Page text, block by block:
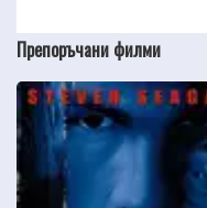
Препоръчани филми